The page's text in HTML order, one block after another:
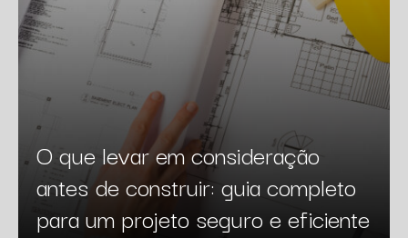
O que levar em consideração
antes de construir: guia completo
para um projeto seguro e eficiente